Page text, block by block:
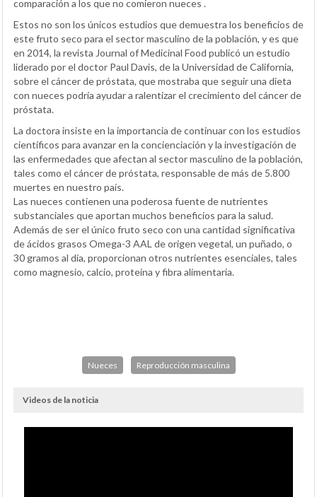
comparación a los que no comieron nueces .
Estos no son los únicos estudios que demuestra los beneficios de
este fruto seco para el sector masculino de la población, y es que
en 2014, la revista Journal of Medicinal Food publicó un estudio
liderado por el doctor Paul Davis, de la Universidad de California,
sobre el cáncer de próstata, que mostraba que seguir una dieta
con nueces podría ayudar a ralentizar el crecimiento del cáncer de
próstata.
La doctora insiste en la importancia de continuar con los estudios
científicos para avanzar en la concienciación y la investigación de
las enfermedades que afectan al sector masculino de la población,
tales como el cáncer de próstata, responsable de más de 5.800
muertes en nuestro país.
Las nueces contienen una poderosa fuente de nutrientes
substanciales que aportan muchos beneficios para la salud.
Además de ser el único fruto seco con una cantidad significativa
de ácidos grasos Omega-3 AAL de origen vegetal, un puñado, o
30 gramos al día, proporcionan otros nutrientes esenciales, tales
como magnesio, calcio, proteína y fibra alimentaria.
Nueces Reproducción masculina
Videos de la noticia